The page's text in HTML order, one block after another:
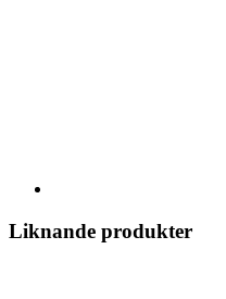
Liknande produkter